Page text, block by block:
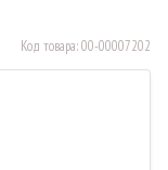
Код товара:00-00007202